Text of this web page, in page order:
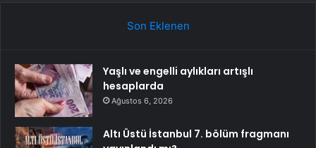
Son Eklenen
Yaşlı ve engelli aylıkları artışlı
hesaplarda
Ağustos 6, 2026
Altı Üstü İstanbul 7. bölüm fragmanı